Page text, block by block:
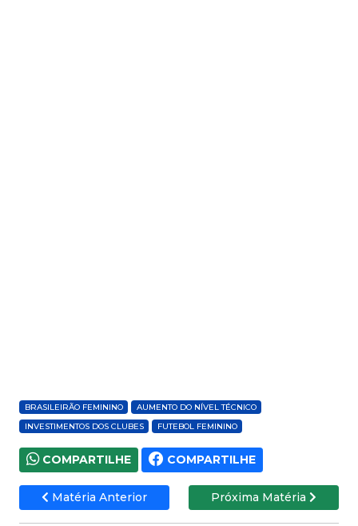
BRASILEIRÃO FEMININO
AUMENTO DO NÍVEL TÉCNICO
INVESTIMENTOS DOS CLUBES
FUTEBOL FEMININO
COMPARTILHE COMPARTILHE
Matéria Anterior Próxima Matéria